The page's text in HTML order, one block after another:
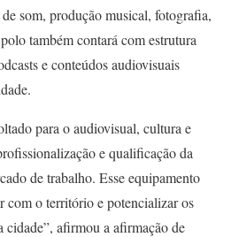
som, produção musical, fotografia,
também contará com estrutura
e conteúdos audiovisuais
para o audiovisual, cultura e
e qualificação da
de trabalho. Esse equipamento
com o território e potencializar os
cidade”, afirmou a afirmação de